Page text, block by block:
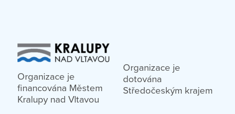
Organizace je
financována Městem
Kralupy nad Vltavou
Organizace je
dotována
Středočeským krajem